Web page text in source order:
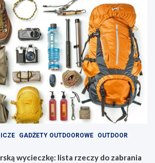
GADŻETY OUTDOOROWE
OUTDOOR
wycieczkę: lista rzeczy do zabrania